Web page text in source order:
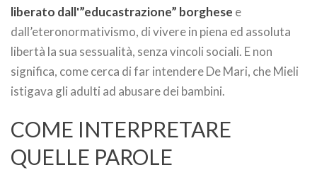
liberato dall'”educastrazione” borghese e
dall’eteronormativismo, di vivere in piena ed assoluta
libertà la sua sessualità, senza vincoli sociali. E non
significa, come cerca di far intendere De Mari, che Mieli
istigava gli adulti ad abusare dei bambini.
COME INTERPRETARE
QUELLE PAROLE